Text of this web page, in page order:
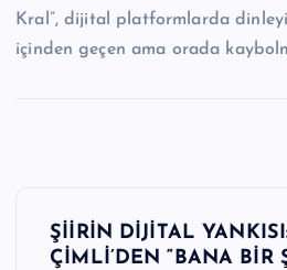
Kral”, dijital platformlarda
içinden geçen ama orada
ŞİİRİN DİJİTAL
ÇİMLİ’DEN “BANA BİR